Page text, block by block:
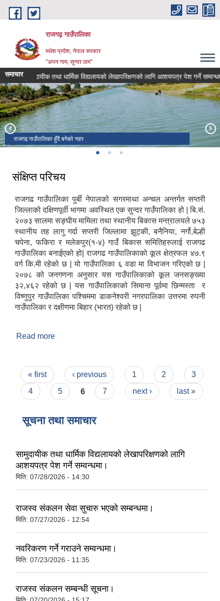
Skip to main content
राजगढ़ गाउँपालिका
मधेश प्रदेश, नेपाल सरकार
"अपन गाम, सुन्दर ठाम"
समाचार
सामुदायीक तथा धार्मिक विद्यलायको लेखापरिक्षणको लागि आशयपत्र पेश गर्ने सम्वन्धमा।
राजगढ गाउँपालिका हुँदै बगेको नहर
राजगढ गाउँपालिकाको प्रशासनीक भवन
रामजानकी मन्दिर तथा शनी मन्दिर
संक्षिप्त परिचय
राजगढ गाउँपालिका पुर्बी नेपालको सगरमाथा अन्चल अन्तर्गत सप्तरी
जिल्लाको दक्षिणपूर्वी भागमा अवस्थित एक सुन्दर गाउँपालिका हो | बि.सं.
२०७३ सालमा सङ्घीय मामिला तथा स्थानीय बिकास मन्त्रालयले ७५३
स्थानीय तह लागु गर्दा सप्तरी जिल्लामा झुट्की, बनैनिया, नर्गो,बेल्ही
चपेना, फकिरा र मलेकपुर(१-४) गाउँ बिकास समितिहरुलाई राजगढ
गाउँपालिका बनाईएको हो| राजगढ गाउँपालिकाको कूल क्षेत्रफल ४७.९
वर्ग कि.मी रहेको छ | यो गाउँपालिका ६ वडा मा विभाजन गरिएको छ |
२०७८ को जनगणना अनुसार यस गाउँपालिकाको कूल जनसङ्ख्या
३२,४६२ रहेको छ | यस गाउँपालिकाको सिमाना पूर्वमा छिन्मस्ता र
विष्णुपुर गाउँपालिका पश्चिममा डाकनेश्वरी नगरपालिका उत्तरमा रुपनी
गाउँपालिका र दक्षीणमा बिहार (भारत) रहेको छ |
Read more
Pages
« first ‹ previous 1 2
3
4
5 6 7 next › last »
सूचना तथा समाचार
सामुदायीक तथा धार्मिक विद्यलायको लेखापरिक्षणको लागि
आशयपत्र पेश गर्ने सम्वन्धमा।
मिति: 07/28/2026 - 14:30
राजस्व संकलन सेवा सुचारु भएको सम्बन्धमा।
मिति: 07/27/2026 - 12:54
नवरिकरण गर्ने गराउने सम्वन्धमा।
मिति: 07/23/2026 - 11:35
राजस्व संकलन सम्बन्धी सूचना।